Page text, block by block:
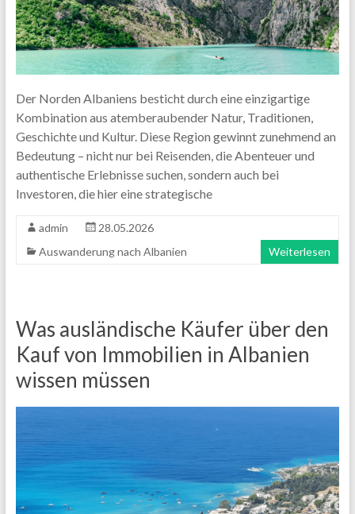
Der Norden Albaniens besticht durch eine einzigartige
Kombination aus atemberaubender Natur, Traditionen,
Geschichte und Kultur. Diese Region gewinnt zunehmend an
Bedeutung – nicht nur bei Reisenden, die Abenteuer und
authentische Erlebnisse suchen, sondern auch bei
Investoren, die hier eine strategische
admin
28.05.2026
Auswanderung nach Albanien
Weiterlesen
Was ausländische Käufer über den
Kauf von Immobilien in Albanien
wissen müssen